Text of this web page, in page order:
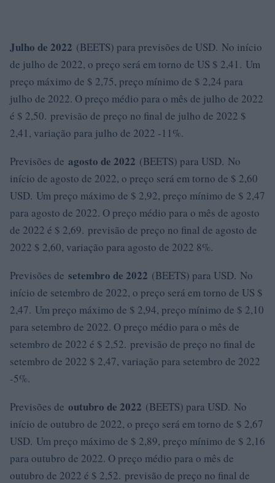
Julho de 2022 (BEETS) para previsões de USD. No início
de julho de 2022, o preço será em torno de US $ 2,41. Um
preço máximo de $ 2,75, preço mínimo de $ 2,24 para
julho de 2022. O preço médio para o mês de julho de 2022
é $ 2,50. previsão de preço no final de julho de 2022 $
2,41, variação para julho de 2022 -11%.
Previsões de agosto de 2022 (BEETS) para USD. No
início de agosto de 2022, o preço será em torno de $ 2,60
USD. Um preço máximo de $ 2,92, preço mínimo de $ 2,47
para agosto de 2022. O preço médio para o mês de agosto
de 2022 é $ 2,69. previsão de preço no final de agosto de
2022 $ 2,60, variação para agosto de 2022 8%.
Previsões de setembro de 2022 (BEETS) para USD. No
início de setembro de 2022, o preço será em torno de US $
2,47. Um preço máximo de $ 2,94, preço mínimo de $ 2,10
para setembro de 2022. O preço médio para o mês de
setembro de 2022 é $ 2,52. previsão de preço no final de
setembro de 2022 $ 2,47, variação para setembro de 2022
-5%.
Previsões de outubro de 2022 (BEETS) para USD. No
início de outubro de 2022, o preço será em torno de $ 2,67
USD. Um preço máximo de $ 2,89, preço mínimo de $ 2,16
para outubro de 2022. O preço médio para o mês de
outubro de 2022 é $ 2,52. previsão de preço no final de